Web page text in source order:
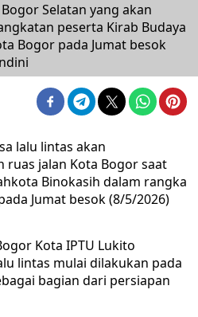
Selatan yang akan
peserta Kirab Budaya
Bogor pada Jumat besok
lalu lintas akan
jalan Kota Bogor saat
Binokasih dalam rangka
Jumat besok (8/5/2026)
Kota IPTU Lukito
lintas mulai dilakukan pada
bagian dari persiapan